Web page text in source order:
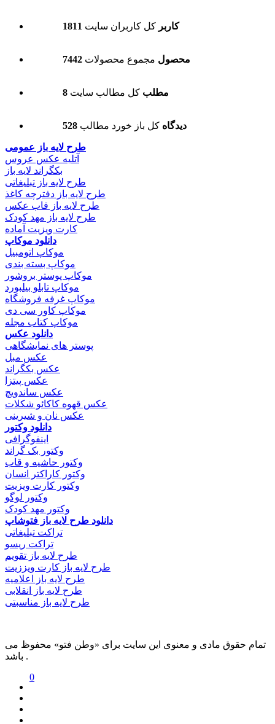
1811 کاربر کل کاربران سایت
7442 محصول مجموع محصولات
8 مطلب کل مطالب سایت
528 دیدگاه کل باز خورد مطالب
طرح لایه باز عمومی
آتلیه عکس عروس
بکگراند لایه باز
طرح لایه باز تبلیغاتی
طرح لایه باز دفترچه کاغذ
طرح لایه باز قاب عکس
طرح لایه باز مهد کودک
کارت ویزیت آماده
دانلود موکاپ
موکاپ اتومبیل
موکاپ بسته بندی
موکاپ پوستر بروشور
موکاپ تابلو بیلبورد
موکاپ غرفه فروشگاه
موکاپ کاور سی دی
موکاپ کتاب مجله
دانلود عکس
پوستر های نمایشگاهی
عکس مبل
عکس بکگراند
عکس پیتزا
عکس ساندویچ
عکس قهوه کاکائو شکلات
عکس نان و شیرینی
دانلود وکتور
اینفوگرافی
وکتور بک گراند
وکتور حاشیه و قاب
وکتور کاراکتر انسان
وکتور کارت ویزیت
وکتور لوگو
وکتور مهد کودک
دانلود طرح لایه باز فتوشاپ
تراکت تبلیغاتی
تراکت ریسو
طرح لایه باز تقویم
طرح لایه باز کارت ویززیت
طرح لایه باز اعلامیه
طرح لایه باز انقلابی
طرح لایه باز مناسبتی
تمام حقوق مادی و معنوی این سایت برای «وطن فتو» محفوظ می
باشد .
0